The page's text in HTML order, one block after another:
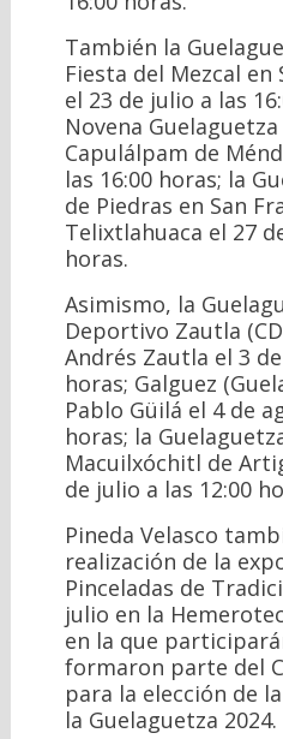
También la
Fiesta del Mezcal
el 23 de julio a las
Novena
Capulálpam de
las 16:00 horas; la
de Piedras en San
Telixtlahuaca el 27
horas.
Asimismo, la
Deportivo Zautla
Andrés Zautla el 3
horas; Galguez
Pablo Güilá el 4 de
horas; la
Macuilxóchitl de
de julio a las 12:00
Pineda Velasco
realización de la
Pinceladas de
julio en la
en la que
formaron parte del
para la elección de
la Guelaguetza 2024.